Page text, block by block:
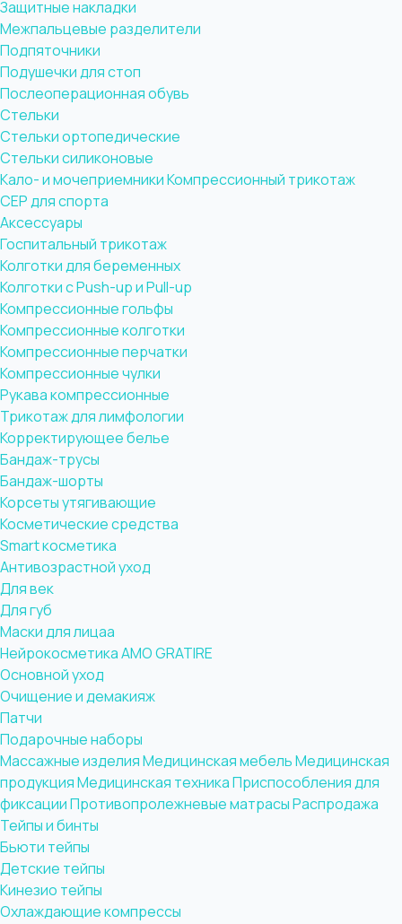
Защитные накладки
Межпальцевые разделители
Подпяточники
Подушечки для стоп
Послеоперационная обувь
Стельки
Стельки ортопедические
Стельки силиконовые
Кало- и мочеприемникиКомпрессионный трикотаж
CEP для спорта
Аксессуары
Госпитальный трикотаж
Колготки для беременных
Колготки с Push-up и Pull-up
Компрессионные гольфы
Компрессионные колготки
Компрессионные перчатки
Компрессионные чулки
Рукава компрессионные
Трикотаж для лимфологии
Корректирующее белье
Бандаж-трусы
Бандаж-шорты
Корсеты утягивающие
Косметические средства
Smart косметика
Антивозрастной уход
Для век
Для губ
Маски для лицаа
Нейрокосметика AMO GRATIRE
Основной уход
Очищение и демакияж
Патчи
Подарочные наборы
Массажные изделияМедицинская мебельМедицинская
продукцияМедицинская техникаПриспособления для
фиксацииПротивопролежневые матрасыРаспродажа
Тейпы и бинты
Бьюти тейпы
Детские тейпы
Кинезио тейпы
Охлаждающие компрессы